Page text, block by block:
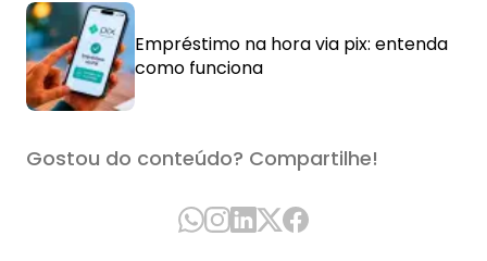
Empréstimo na hora via pix: entenda
como funciona
Gostou do conteúdo? Compartilhe!